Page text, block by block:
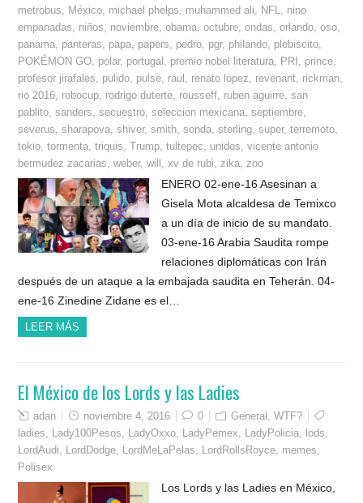
metrobus
México michael phelps muhammed ali NFL
nino
empanadas
niños noviembre ,obama ,octubre ,ondas ,orlando ,oso
panama panteras papa papers pedro pgr, philando plebiscito
POKÉMON GO polar, portugal premio nobel literatura PRI prince
profesor jirafales
pulido pulse raul renato lopez revenant rickman
rio 2016 robocup rodrigo duterte rousseff ruben aguirre ,san
pablito ,sanders ,secuestro ,seleccion mexicana ,septiembre
severus ,sharapova ,shiver,smith ,sonda ,sterling ,super,terremoto
tokio ,tormenta ,triquis ,Trump ,tultepec unidos ,vicente antonio
bermudez zacarias ,weber,will ,xv de rubi zika zoo
ENERO 02-ene-16 Asesinan a
Gisela Mota alcaldesa de Temixco
a un día de inicio de su mandato.
03-ene-16 Arabia Saudita rompe
relaciones diplomáticas con Irán
después de un ataque a la embajada saudita en Teherán. 04-
ene-16 Zinedine Zidane es el…
LEER MÁS
El México de los Lords y las Ladies
adan noviembre 4, 2016 0 General ,WTF?
ladies
Lady100Pesos LadyOxxo LadyPemex LadyPolicia lods
LordAudi
LordDodge LordMeLaPelas LordRollsRoyce memes
Polisex
Los Lords y las Ladies en México,